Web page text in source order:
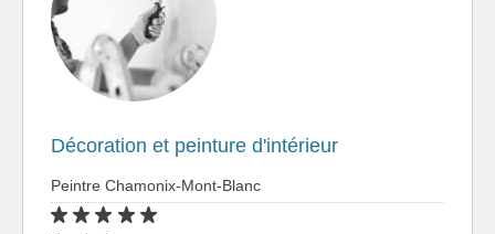
Décoration et peinture d'intérieur
Peintre Chamonix-Mont-Blanc